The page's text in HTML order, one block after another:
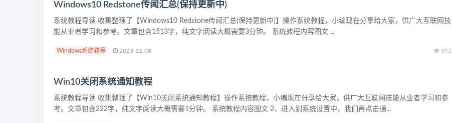
Windows10 Redstone传闻汇总(保持更新中)
系统教程导读 收集整理了【Windows10 Redstone传闻汇总(保持更新中)】操作系统教程，小编现在分享给大家，供广大互联网技
能从业者学习和参考。文章包含1513字，纯文字阅读大概需要3分钟。 系统教程内容图文 ...
Windows系统教程 2023-12-03 392
Win10关闭系统通知教程
系统教程导读 收集整理了【Win10关闭系统通知教程】操作系统教程，小编现在分享给大家，供广大互联网技能从业者学习和参
考。文章包含222字，纯文字阅读大概需要1分钟。 系统教程内容图文 2、进入到系统设置中，我们再点击通...